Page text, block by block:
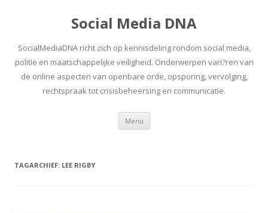
Social Media DNA
SocialMediaDNA richt zich op kennisdeling rondom social media,
politie en maatschappelijke veiligheid. Onderwerpen vari?ren van
de online aspecten van openbare orde, opsporing, vervolging,
rechtspraak tot crisisbeheersing en communicatie.
Menu Spring
inhoud
TAGARCHIEF: LEE RIGBY